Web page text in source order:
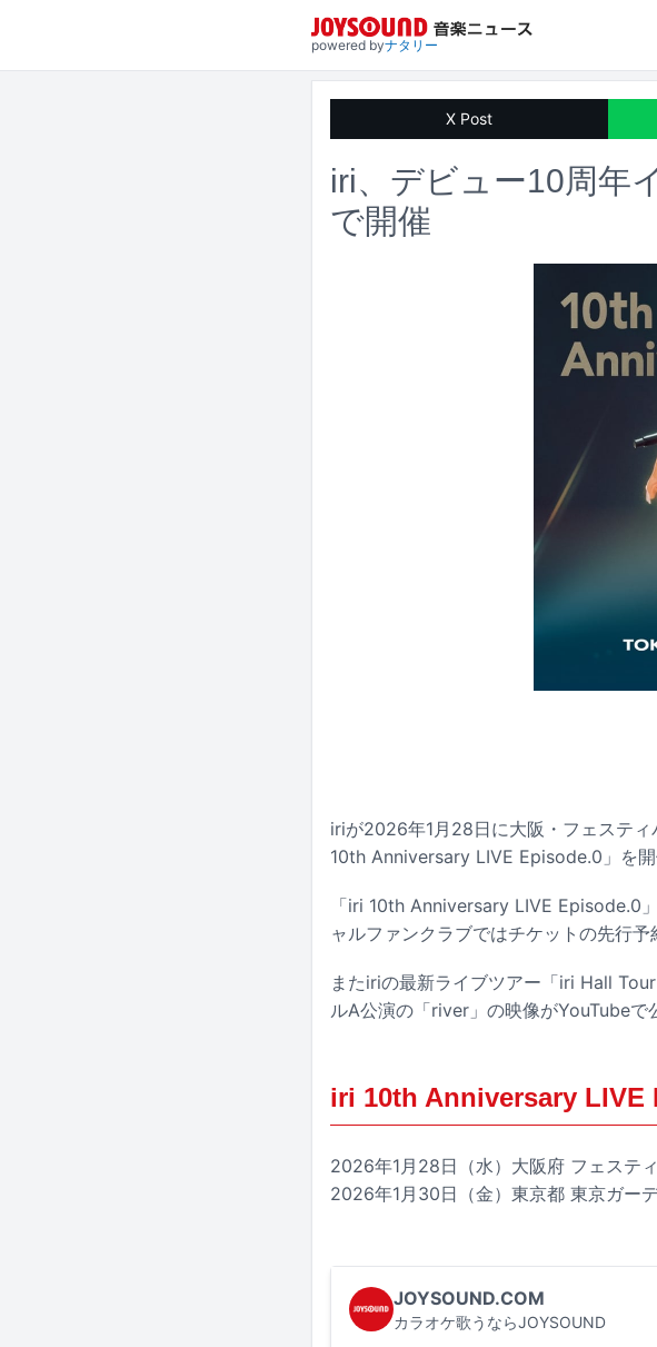
powered byナタリー
X Post
iri、デビュー10周年
で開催
iriが2026年1月28日に大阪・フェステ
10th Anniversary LIVE Episode.0」を開
「iri 10th Anniversary LIVE Episode.0
ャルファンクラブではチケットの先行予
またiriの最新ライブツアー「iri Hall
ルA公演の「river」の映像がYouTubeで
iri 10th Anniversary LIVE
2026年1月28日（水）大阪府 フェステ
2026年1月30日（金）東京都 東京ガー
JOYSOUND.COM
カラオケ歌うならJOYSOUND